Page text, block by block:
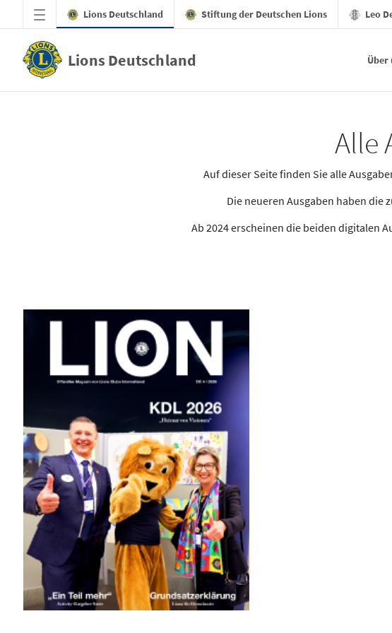
Zum Hauptinhalt springen
Lions Deutschland Stiftung der Deutschen Lions Leo
Lions Deutschland Über
Alle
Auf dieser Seite finden Sie alle
Die neueren Ausgaben haben die
Ab 2024 erscheinen die beiden digitalen